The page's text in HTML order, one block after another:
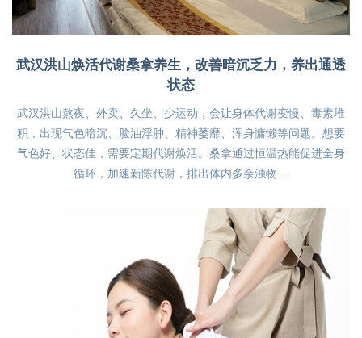
武汉洪山焕活代谢桑拿养生，改善暗沉乏力，养出通透
状态
武汉洪山熬夜、外卖、久坐、少运动，会让身体代谢变慢、毒素堆
积，出现气色暗沉、脸油浮肿、精神萎靡、浑身慵懒等问题。想要
气色好、状态佳，需要定期代谢焕活。桑拿通过恒温热能促进全身
循环，加速新陈代谢，排出体内多余浊物…